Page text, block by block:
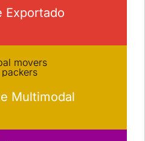
Exportado
Multimodal